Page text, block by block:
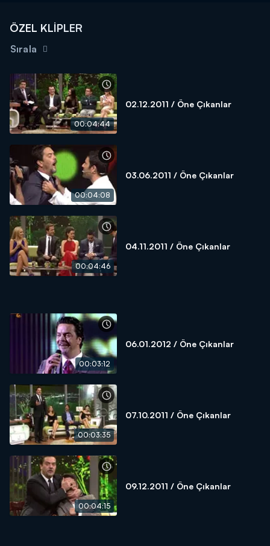
ÖZEL KLİPLER
Sırala
00:04:44
02.12.2011 / Öne Çıkanlar
00:04:08
03.06.2011 / Öne Çıkanlar
00:04:46
04.11.2011 / Öne Çıkanlar
00:03:12
06.01.2012 / Öne Çıkanlar
00:03:35
07.10.2011 / Öne Çıkanlar
00:04:15
09.12.2011 / Öne Çıkanlar